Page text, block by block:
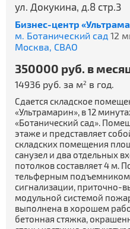
ул. Докукина, д.8 стр.3
Бизнес-центр
м. Ботанический сад 12
Москва, СВАО
350000 руб. в
14936 руб. за м2 в год.
Сдается складское
«Ультрамарин», в 12
«Ботанический сад».
этаже и представляет
складских помещения
санузел и два отдельных
потолков составляет 4 м.
тельферным
сигнализации, приточно-
модульной системой
выполнена в хорошем
бетонная стяжка,